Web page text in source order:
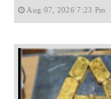
Aug 07, 2026 7:23 Pm